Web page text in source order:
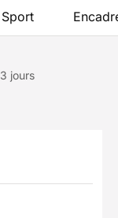
Sport
jours